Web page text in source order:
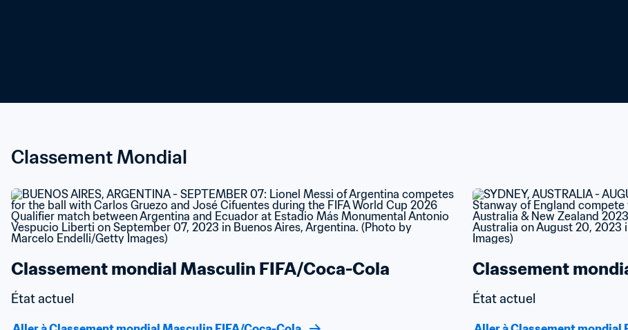
Classement Mondial
Classement mondial Masculin FIFA/Coca-Cola
État actuel
Classement
État actuel